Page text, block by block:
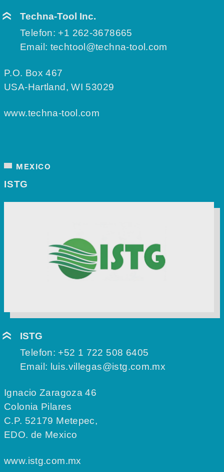
Techna-Tool Inc.
Telefon: +1 262-3678665
Email: techtool@techna-tool.com
P.O. Box 467
USA-Hartland, WI 53029
www.techna-tool.com
MEXICO
ISTG
ISTG
Telefon: +52 1 722 508 6405
Email: luis.villegas@istg.com.mx
Ignacio Zaragoza 46
Colonia Pilares
C.P. 52179 Metepec,
EDO. de Mexico
www.istg.com.mx